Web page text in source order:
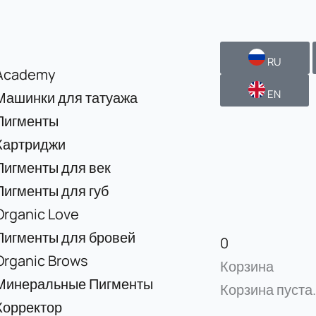
для татуажа
для век
для губ
Love
для бровей
Brows
Пигменты
RU
EN
0
Корзина
Корзина пуста.